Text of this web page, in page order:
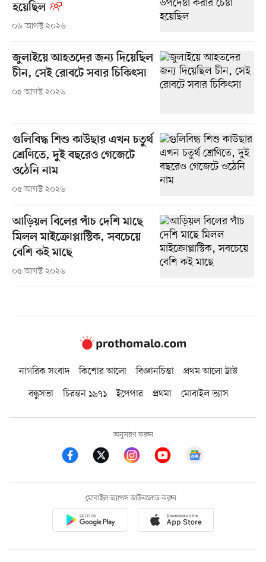
হয়েছিল
০৬ আগস্ট ২০২৬
জুলাইয়ে আহতদের জন্য দিয়েছিল
চীন, সেই রোবটে সবার চিকিৎসা
০৫ আগস্ট ২০২৬
গুলিবিদ্ধ শিশু কাউছার এখন চতুর্থ
শ্রেণিতে, দুই বছরেও গেজেটে
ওঠেনি নাম
০৫ আগস্ট ২০২৬
আড়িয়ল বিলের পাঁচ দেশি মাছে
মিলল মাইক্রোপ্লাস্টিক, সবচেয়ে
বেশি কই মাছে
০৫ আগস্ট ২০২৬
নাগরিক সংবাদ কিশোর আলো বিজ্ঞানচিন্তা
প্রথম আলো ট্রাস্ট
বন্ধুসভা
চিরন্তন ১৯৭১ ইপেপার প্রথমা মোবাইল ভ্যাস
অনুসরণ করুন
মোবাইল অ্যাপস ডাউনলোড করুন